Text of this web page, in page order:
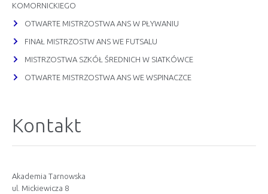
KOMORNICKIEGO
OTWARTE MISTRZOSTWA ANS W PŁYWANIU
FINAŁ MISTRZOSTW ANS WE FUTSALU
MISTRZOSTWA SZKÓŁ ŚREDNICH W SIATKÓWCE
OTWARTE MISTRZOSTWA ANS WE WSPINACZCE
Kontakt
Akademia Tarnowska
ul. Mickiewicza 8